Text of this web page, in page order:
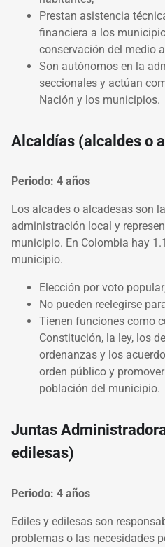
Prestan asistencia
financiera a los
conservación del medio
Son autónomos en la
seccionales y actúan
Nación y los municipios.
Alcaldías (alcaldes o
Periodo: 4 años
Los alcades o alcadesas son
administración local y
municipio. En Colombia hay
municipio.
Elección por voto
No pueden reelegirse
Tienen funciones como
Constitución, la ley, los
ordenanzas y los
orden público y
población del municipio.
Juntas
edilesas)
Periodo: 4 años
Ediles y edilesas son
problemas o las necesidades